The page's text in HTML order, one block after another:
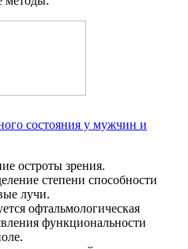
состояния у мужчин и
остроты зрения.
степени способности
лучи.
офтальмологическая
функциональности